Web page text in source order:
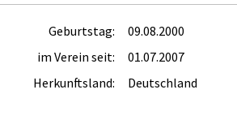
Geburtstag:
09.08.2000
im Verein seit:
01.07.2007
Herkunftsland:
Deutschland